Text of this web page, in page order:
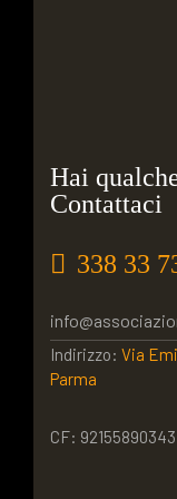
Hai
Contattaci
338 33
Indirizzo: Via
Parma
CF: